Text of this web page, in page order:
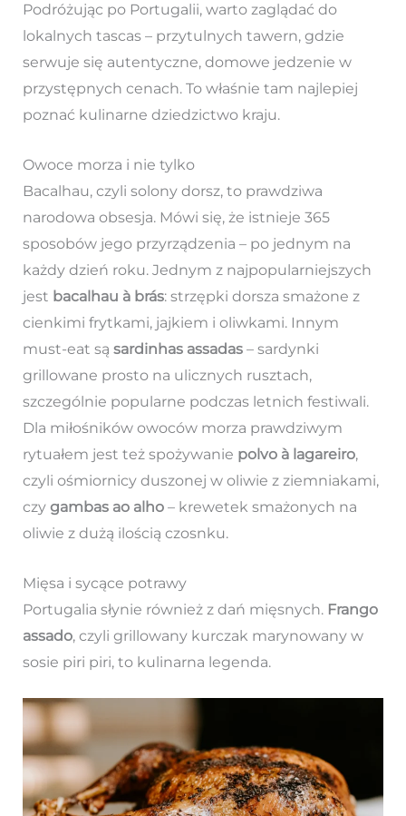
Podróżując po Portugalii, warto zaglądać do
lokalnych tascas – przytulnych tawern, gdzie
serwuje się autentyczne, domowe jedzenie w
przystępnych cenach. To właśnie tam najlepiej
poznać kulinarne dziedzictwo kraju.
Owoce morza i nie tylko
Bacalhau, czyli solony dorsz, to prawdziwa
narodowa obsesja. Mówi się, że istnieje 365
sposobów jego przyrządzenia – po jednym na
każdy dzień roku. Jednym z najpopularniejszych
jest bacalhau à brás: strzępki dorsza smażone z
cienkimi frytkami, jajkiem i oliwkami. Innym
must-eat są sardinhas assadas– sardynki
grillowane prosto na ulicznych rusztach,
szczególnie popularne podczas letnich festiwali.
Dla miłośników owoców morza prawdziwym
rytuałem jest też spożywanie polvo à lagareiro,
czyli ośmiornicy duszonej w oliwie z ziemniakami,
czy gambas ao alho– krewetek smażonych na
oliwie z dużą ilością czosnku.
Mięsa i sycące potrawy
Portugalia słynie również z dań mięsnych. Frango
assado, czyli grillowany kurczak marynowany w
sosie piri piri, to kulinarna legenda.